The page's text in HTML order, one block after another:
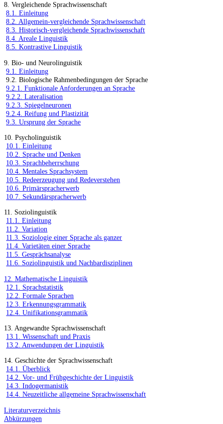
8. Vergleichende Sprachwissenschaft
8.1. Einleitung
8.2. Allgemein-vergleichende Sprachwissenschaft
8.3. Historisch-vergleichende Sprachwissenschaft
8.4. Areale Linguistik
8.5. Kontrastive Linguistik
9. Bio- und Neurolinguistik
9.1. Einleitung
9.2. Biologische Rahmenbedingungen der Sprache
9.2.1. Funktionale Anforderungen an Sprache
9.2.2. Lateralisation
9.2.3. Spiegelneuronen
9.2.4. Reifung und Plastizität
9.3. Ursprung der Sprache
10. Psycholinguistik
10.1. Einleitung
10.2. Sprache und Denken
10.3. Sprachbeherrschung
10.4. Mentales Sprachsystem
10.5. Redeerzeugung und Redeverstehen
10.6. Primärspracherwerb
10.7. Sekundärspracherwerb
11. Soziolinguistik
11.1. Einleitung
11.2. Variation
11.3. Soziologie einer Sprache als ganzer
11.4. Varietäten einer Sprache
11.5. Gesprächsanalyse
11.6. Soziolinguistik und Nachbardisziplinen
12. Mathematische Linguistik
12.1. Sprachstatistik
12.2. Formale Sprachen
12.3. Erkennungsgrammatik
12.4. Unifikationsgrammatik
13. Angewandte Sprachwissenschaft
13.1. Wissenschaft und Praxis
13.2. Anwendungen der Linguistik
14. Geschichte der Sprachwissenschaft
14.1. Überblick
14.2. Vor- und Frühgeschichte der Linguistik
14.3. Indogermanistik
14.4. Neuzeitliche allgemeine Sprachwissenschaft
Literaturverzeichnis
Abkürzungen